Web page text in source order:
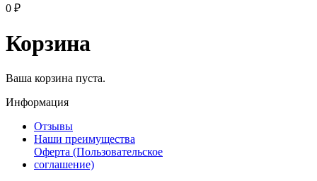
0 ₽
Корзина
Ваша корзина пуста.
Информация
Отзывы
Наши преимущества
Оферта (Пользовательское
соглашение)